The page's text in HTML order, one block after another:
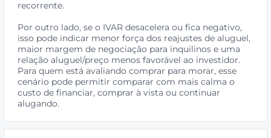
recorrente.
Por outro lado, se o IVAR desacelera ou fica negativo,
isso pode indicar menor força dos reajustes de aluguel,
maior margem de negociação para inquilinos e uma
relação aluguel/preço menos favorável ao investidor.
Para quem está avaliando comprar para morar, esse
cenário pode permitir comparar com mais calma o
custo de financiar, comprar à vista ou continuar
alugando.